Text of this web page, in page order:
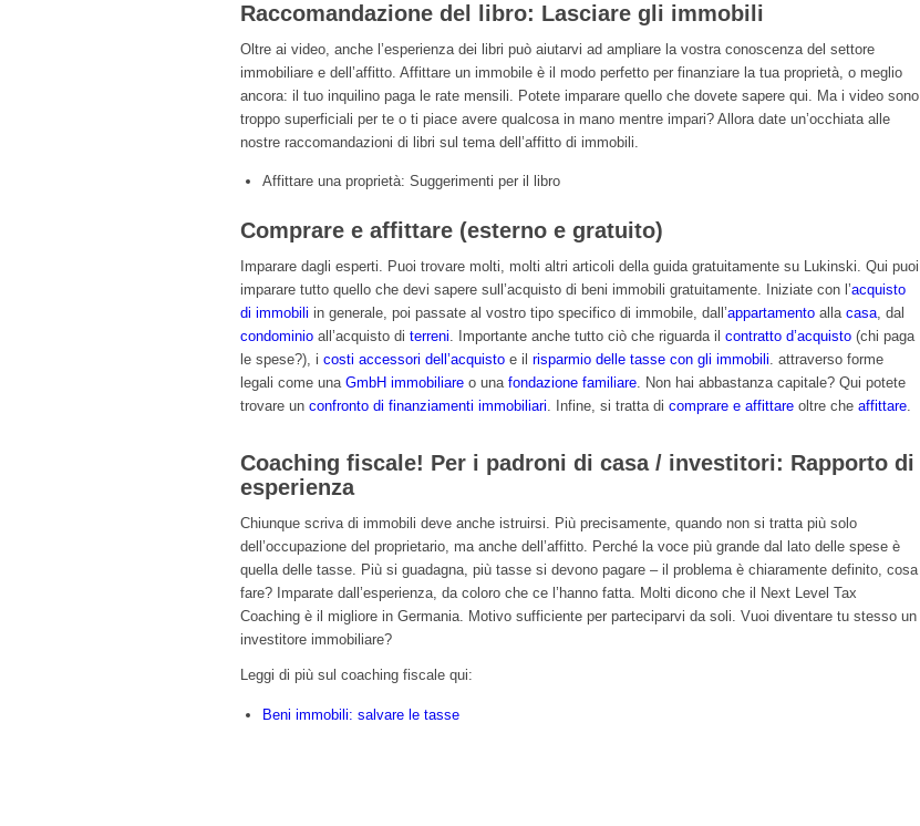
Raccomandazione del libro: Lasciare gli immobili
Oltre ai video, anche l’esperienza dei libri può aiutarvi ad ampliare la vostra conoscenza del settore
immobiliare e dell’affitto. Affittare un immobile è il modo perfetto per finanziare la tua proprietà, o meglio
ancora: il tuo inquilino paga le rate mensili. Potete imparare quello che dovete sapere qui. Ma i video sono
troppo superficiali per te o ti piace avere qualcosa in mano mentre impari? Allora date un’occhiata alle
nostre raccomandazioni di libri sul tema dell’affitto di immobili.
Affittare una proprietà: Suggerimenti per il libro
Comprare e affittare (esterno e gratuito)
Imparare dagli esperti. Puoi trovare molti, molti altri articoli della guida gratuitamente su Lukinski. Qui puoi
imparare tutto quello che devi sapere sull’acquisto di beni immobili gratuitamente. Iniziate con l’acquisto
di immobili in generale, poi passate al vostro tipo specifico di immobile, dall’appartamento alla casa, dal
condominio all’acquisto di terreni. Importante anche tutto ciò che riguarda il contratto d’acquisto (chi paga
le spese?), i costi accessori dell’acquisto e il risparmio delle tasse con gli immobili. attraverso forme
legali come una GmbH immobiliare o una fondazione familiare. Non hai abbastanza capitale? Qui potete
trovare un confronto di finanziamenti immobiliari. Infine, si tratta di comprare e affittare oltre che affittare.
Coaching fiscale! Per i padroni di casa / investitori: Rapporto di
esperienza
Chiunque scriva di immobili deve anche istruirsi. Più precisamente, quando non si tratta più solo
dell’occupazione del proprietario, ma anche dell’affitto. Perché la voce più grande dal lato delle spese è
quella delle tasse. Più si guadagna, più tasse si devono pagare – il problema è chiaramente definito, cosa
fare? Imparate dall’esperienza, da coloro che ce l’hanno fatta. Molti dicono che il Next Level Tax
Coaching è il migliore in Germania. Motivo sufficiente per parteciparvi da soli. Vuoi diventare tu stesso un
investitore immobiliare?
Leggi di più sul coaching fiscale qui:
Beni immobili: salvare le tasse